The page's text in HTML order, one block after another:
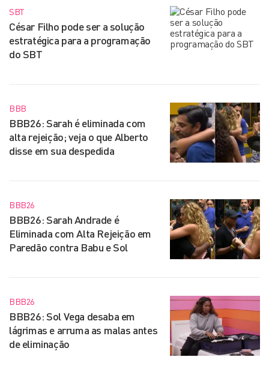
SBT
César Filho pode ser a solução
estratégica para a programação
do SBT
BBB
BBB26: Sarah é eliminada com
alta rejeição; veja o que Alberto
disse em sua despedida
BBB26
BBB26: Sarah Andrade é
Eliminada com Alta Rejeição em
Paredão contra Babu e Sol
BBB26
BBB26: Sol Vega desaba em
lágrimas e arruma as malas antes
de eliminação